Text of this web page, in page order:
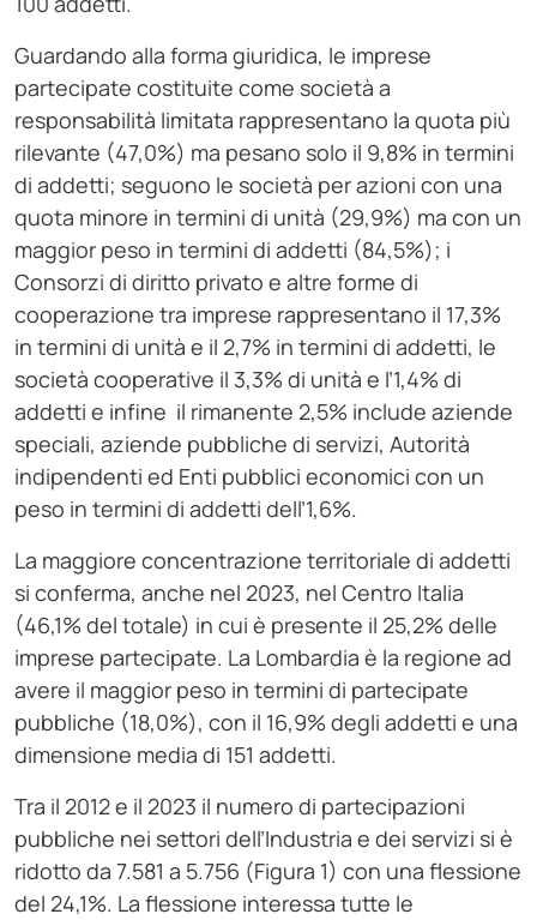
Guardando alla forma giuridica, le imprese
partecipate costituite come società a
responsabilità limitata rappresentano la quota più
rilevante (47,0%) ma pesano solo il 9,8% in termini
di addetti; seguono le società per azioni con una
quota minore in termini di unità (29,9%) ma con un
maggior peso in termini di addetti (84,5%); i
Consorzi di diritto privato e altre forme di
cooperazione tra imprese rappresentano il 17,3%
in termini di unità e il 2,7% in termini di addetti, le
società cooperative il 3,3% di unità e l’1,4% di
addetti e infine il rimanente 2,5% include aziende
speciali, aziende pubbliche di servizi, Autorità
indipendenti ed Enti pubblici economici con un
peso in termini di addetti dell’1,6%.
La maggiore concentrazione territoriale di addetti
si conferma, anche nel 2023, nel Centro Italia
(46,1% del totale) in cui è presente il 25,2% delle
imprese partecipate. La Lombardia è la regione ad
avere il maggior peso in termini di partecipate
pubbliche (18,0%), con il 16,9% degli addetti e una
dimensione media di 151 addetti.
Tra il 2012 e il 2023 il numero di partecipazioni
pubbliche nei settori dell’Industria e dei servizi si è
ridotto da 7.581 a 5.756 (Figura 1) con una flessione
del 24,1%. La flessione interessa tutte le